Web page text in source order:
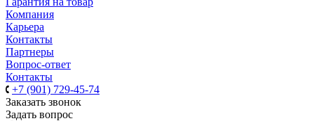
Компания
Карьера
Контакты
Партнеры
Вопрос-ответ
Контакты
+7 (901) 729-45-74
Заказать звонок
Задать вопрос